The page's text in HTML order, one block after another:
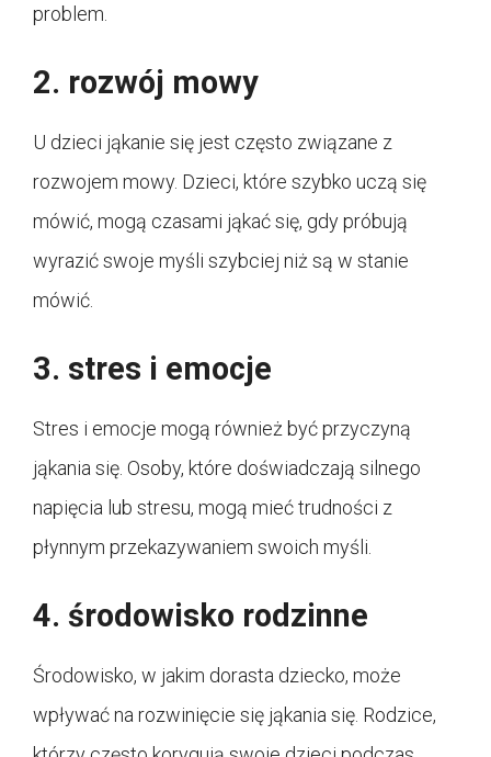
problem.
2. rozwój mowy
U dzieci jąkanie się jest często związane z
rozwojem mowy. Dzieci, które szybko uczą się
mówić, mogą czasami jąkać się, gdy próbują
wyrazić swoje myśli szybciej niż są w stanie
mówić.
3. stres i emocje
Stres i emocje mogą również być przyczyną
jąkania się. Osoby, które doświadczają silnego
napięcia lub stresu, mogą mieć trudności z
płynnym przekazywaniem swoich myśli.
4. środowisko rodzinne
Środowisko, w jakim dorasta dziecko, może
wpływać na rozwinięcie się jąkania się. Rodzice,